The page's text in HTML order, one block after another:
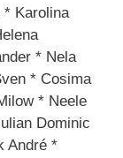
* Karolina
* Nela
* Cosima
* Neele
Dominic
André *